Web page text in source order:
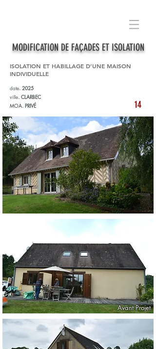
MODIFICATION DE FAÇADES ET ISOLATION
ISOLATION ET HABILLAGE D’UNE MAISON
INDIVIDUELLE
date. 2025
ville. CLARBEC
MOA. PRIVÉ 14
Avant Projet